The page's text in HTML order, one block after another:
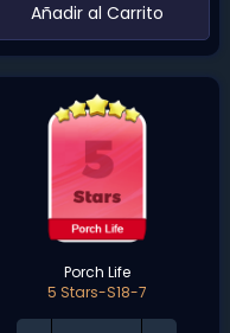
‌Añadir al Carrito‌
Porch Life
5 Stars-S18-7